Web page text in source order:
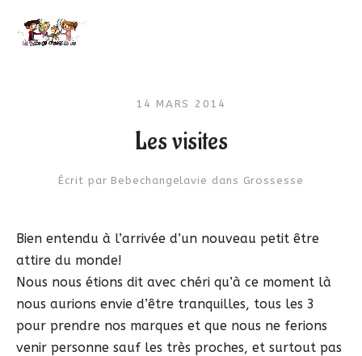
14 MARS 2014
Les visites
Écrit par Bebechangelavie dans Grossesse
Bien entendu à l’arrivée d’un nouveau petit être
attire du monde!
Nous nous étions dit avec chéri qu’à ce moment là
nous aurions envie d’être tranquilles, tous les 3
pour prendre nos marques et que nous ne ferions
venir personne sauf les très proches, et surtout pas